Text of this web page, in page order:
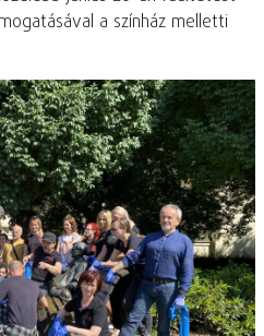
a színház melletti